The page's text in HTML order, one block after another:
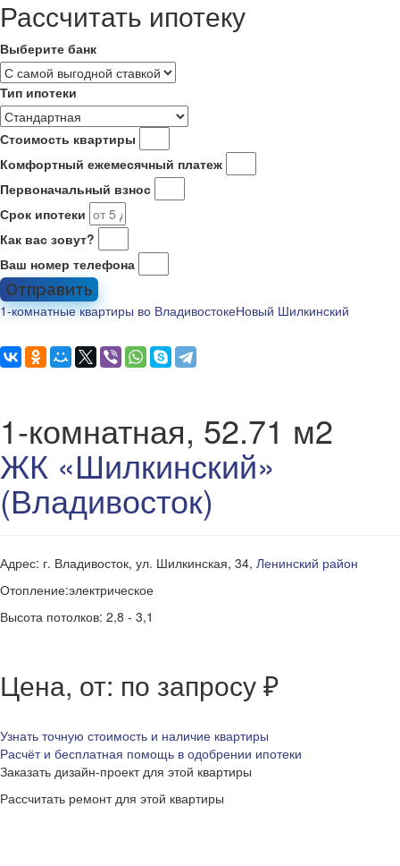
Рассчитать ипотеку
Выберите банк
Тип ипотеки
Стоимость квартиры
Комфортный ежемесячный платеж
Первоначальный взнос
Срок ипотеки
Как вас зовут?
Ваш номер телефона
Отправить
1-комнатные квартиры во ВладивостокеНовый Шилкинский
1-комнатная, 52.71 м2
ЖК «Шилкинский»
(Владивосток)
Адрес: г. Владивосток, ул. Шилкинская, 34, Ленинский район
Отопление:электрическое
Высота потолков: 2,8 - 3,1
Цена, от: по запросу ₽
Узнать точную стоимость и наличие квартиры
Расчёт и бесплатная помощь в одобрении ипотеки
Заказать дизайн-проект для этой квартиры
Рассчитать ремонт для этой квартиры